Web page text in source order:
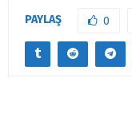
PAYLAŞ 0